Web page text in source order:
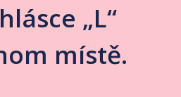
„L“
místě.